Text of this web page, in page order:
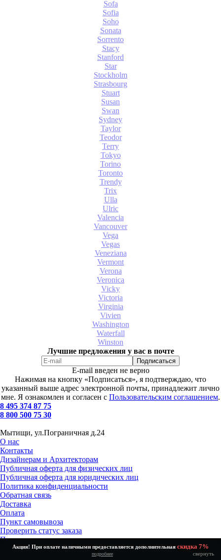
Акция! При оплате наличными предоставляется дополнительная скидка 7%
подробнее свернуть
Sofa
Sofia
Soho
Sonata
Sorrento
Stacy
Stanford
Star
Stockholm
Strasbourg
Stuart
Susan
Swan
Sydney
Taylor
Teodor
Terry
Tokyo
Torino
Toronto
Trendy
Trix
Ulla
Ulric
Valencia
Vancouver
Vega
Vegas
Veneziana
Vermont
Verona
Veronica
Vicky
Victoria
Virginia
Vivien
Washington
Waterfall
Winston
Лучшие предложения у вас в почте
E-mail введен не верно
Нажимая на кнопку «Подписаться», я подтверждаю, что
указанный выше адрес электронной почты, принадлежит лично
мне. Я ознакомлен и согласен с Пользовательским соглашением.
8 495 374 87 75
8 800 500 75 30
Мытищи, ул.Пограничная д.24
О нас
Контакты
Дизайнерам и Архитекторам
Публичная оферта для физических лиц
Публичная оферта для юридических лиц
Политика конфиденциальности
Обратная связь
Доставка
Оплата
Пункт самовывоза
Проверить статус заказа
Получение и возврат товара
Установка и подключение